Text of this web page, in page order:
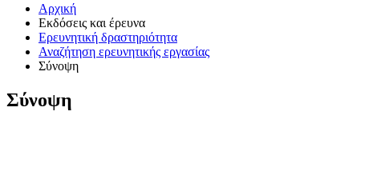
Αρχική
Εκδόσεις και έρευνα
Ερευνητική δραστηριότητα
Αναζήτηση ερευνητικής εργασίας
Σύνοψη
Σύνοψη